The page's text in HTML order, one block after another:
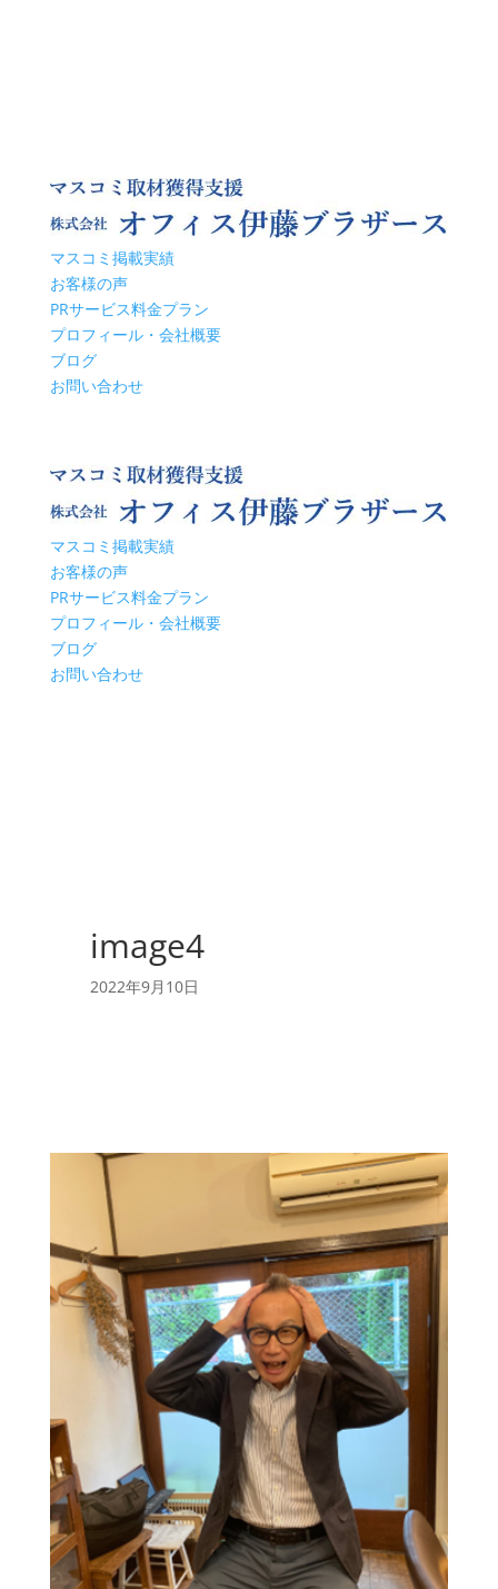
マスコミ掲載実績
お客様の声
PRサービス料金プラン
プロフィール・会社概要
ブログ
お問い合わせ
マスコミ掲載実績
お客様の声
PRサービス料金プラン
プロフィール・会社概要
ブログ
お問い合わせ
image4
2022年9月10日